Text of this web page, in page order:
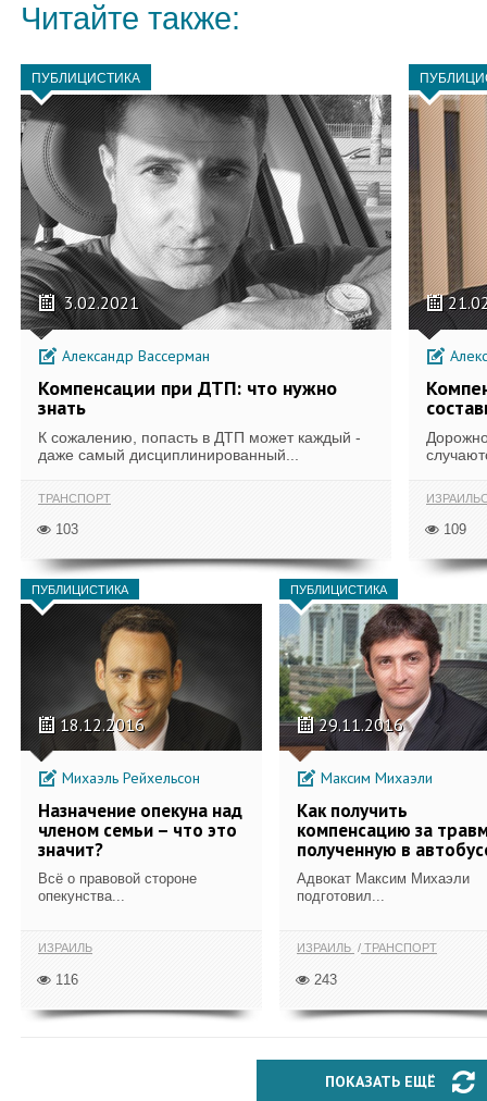
Читайте также:
ПУБЛИЦИСТИКА
3.02.2021
Александр Вассерман
Компенсации при ДТП: что нужно
знать
К сожалению, попасть в ДТП может каждый -
даже самый дисциплинированный...
ТРАНСПОРТ
103 109
ПУБЛИЦИСТИКА
18.12.2016
Михаэль Рейхельсон
Назначение опекуна над
членом семьи – что это
значит?
Всё о правовой стороне
опекунства...
ИЗРАИЛЬ
116
ПУБЛИЦИСТИКА
29.11.2016
Максим Михаэли
Как получить
компенсацию за
полученную в
Адвокат Максим Михаэли
подготовил...
ИЗРАИЛЬ ТРАНСПОРТ
243
ПОКАЗАТЬ ЕЩЁ